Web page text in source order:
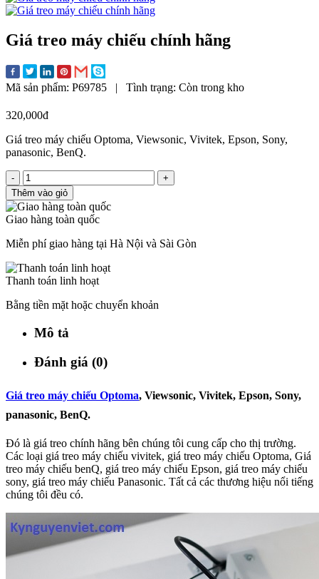
Giá treo máy chiếu chính hãng
Mã sản phẩm: P69785 | Tình trạng: Còn trong kho
320,000đ
Giá treo máy chiếu Optoma, Viewsonic, Vivitek, Epson, Sony,
panasonic, BenQ.
-
+
Thêm vào giỏ
Giao hàng toàn quốc
Miễn phí giao hàng tại Hà Nội và Sài Gòn
Thanh toán linh hoạt
Bằng tiền mặt hoặc chuyển khoản
Mô tả
Đánh giá (0)
Giá treo máy chiếu Optoma, Viewsonic, Vivitek, Epson, Sony,
panasonic, BenQ.
Đó là giá treo chính hãng bên chúng tôi cung cấp cho thị trường.
Các loại giá treo máy chiếu vivitek, giá treo máy chiếu Optoma, Giá
treo máy chiếu benQ, giá treo máy chiếu Epson, giá treo máy chiếu
sony, giá treo máy chiếu Panasonic. Tất cả các thương hiệu nổi tiếng
chúng tôi đều có.